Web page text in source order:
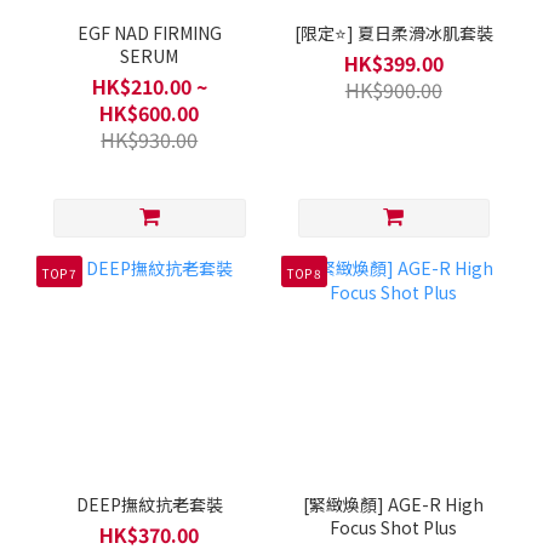
EGF NAD FIRMING
SERUM
HK$210.00 ~
HK$600.00
HK$930.00
[限定⭐] 夏日柔滑冰肌套裝
HK$399.00
HK$900.00
TOP 7
DEEP撫紋抗老套裝
HK$370.00
TOP 8
[緊緻煥顏] AGE-R High
Focus Shot Plus